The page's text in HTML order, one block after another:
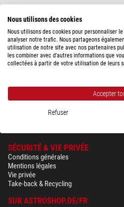
Motic
AL/DL, LED
610,00
SÉCURITÉ & VIE PRIVÉE
Conditions générales
Mentions légales
Vie privée
Take-back & Recycling
SUR ASTROSHOP.DE/FR
Nous utilisons des cookies
Nous utilisons des cookies pour personnaliser
analyser notre trafic. Nous partageons
utilisation de notre site avec nos partenaires
les combiner avec d'autres informations que
collectées à partir de votre utilisation de leurs
Accepter
Refuser